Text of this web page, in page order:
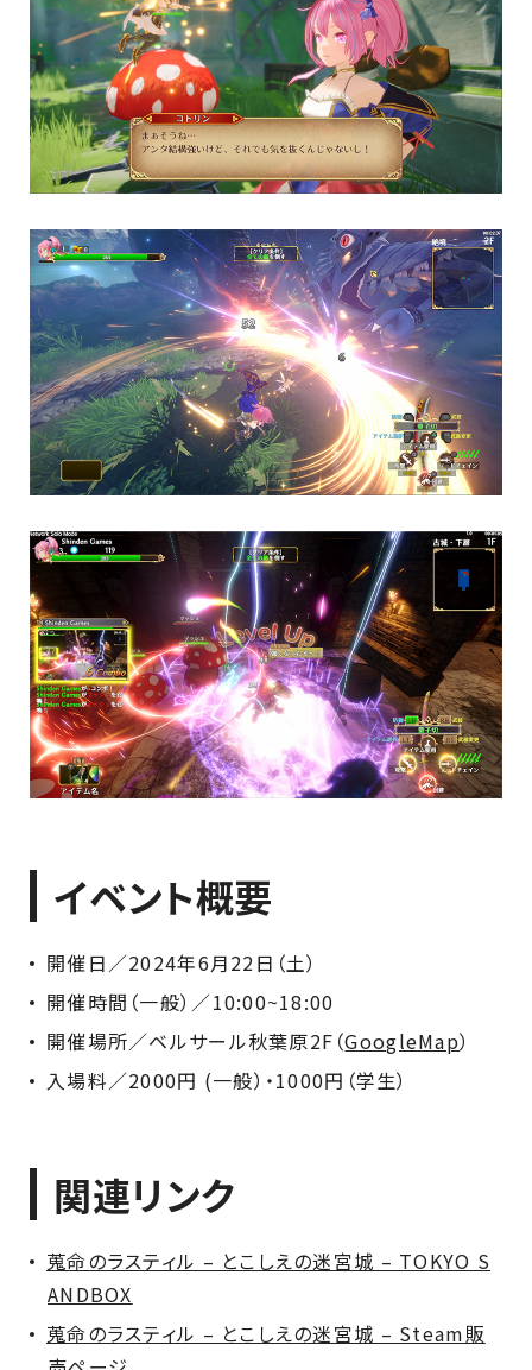
イベント概要
開催日／2024年6月22日（土）
開催時間（一般）／10:00~18:00
開催場所／ベルサール秋葉原2F（GoogleMap）
入場料／2000円 (一般）・1000円（学生）
関連リンク
蒐命のラスティル – とこしえの迷宮城 – TOKYO S
ANDBOX
蒐命のラスティル – とこしえの迷宮城 – Steam販